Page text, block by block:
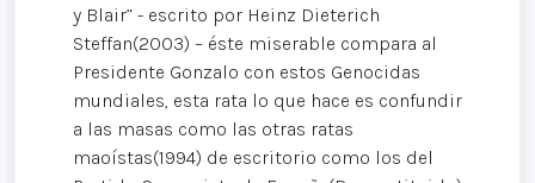
y Blair” - escrito por Heinz Dieterich
Steffan(2003) – éste miserable compara al
Presidente Gonzalo con estos Genocidas
mundiales, esta rata lo que hace es confundir
a las masas como las otras ratas
maoístas(1994) de escritorio como los del